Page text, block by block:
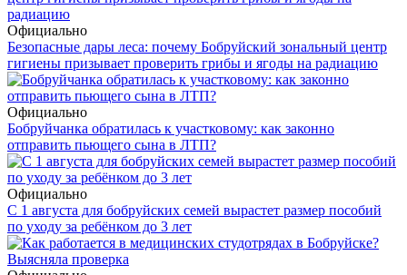
Официально
Безопасные дары леса: почему Бобруйский зональный центр
гигиены призывает проверить грибы и ягоды на радиацию
Официально
Бобруйчанка обратилась к участковому: как законно
отправить пьющего сына в ЛТП?
Официально
С 1 августа для бобруйских семей вырастет размер пособий
по уходу за ребёнком до 3 лет